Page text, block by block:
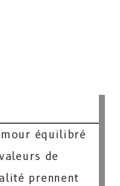
équilibré
de
prennent